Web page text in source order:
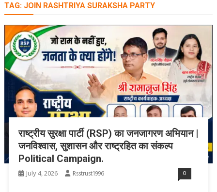
TAG: JOIN RASHTRIYA SURAKSHA PARTY
राष्ट्रीय सुरक्षा पार्टी (RSP) का जनजागरण अभियान |
जनविश्वास, सुशासन और राष्ट्रहित का संकल्प
Political Campaign.
July 4, 2026 Rsstrust1996 0